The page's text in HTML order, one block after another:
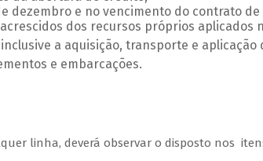
dezembro e no vencimento do contrato
dos recursos próprios aplicados
a aquisição, transporte e
e embarcações.
linha, deverá observar o disposto nos